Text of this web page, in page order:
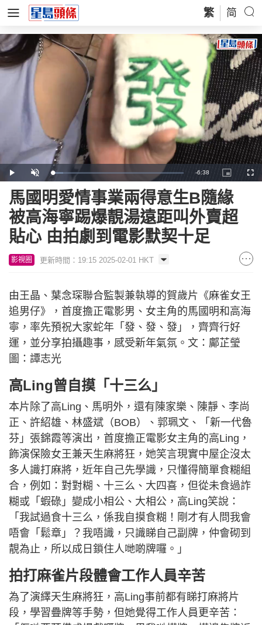
繁 简
Play Unmute Loaded:
7.87%
Remaining
Time
-6:38
Picture-
in-
馬國明愛情事業兩得意生B隨緣
被高海寧踢爆靚湯遠距叫外賣超
貼心 由拍劇到電影默契十足
影視圈 更新時間：19:15 2025-02-01 HKT
由王晶、葉念琛聯合監製兼執導的賀歲片《麻雀女王
追男仔》，首度擔正電影男、女主角的馬國明和高海
寧，率先預祝大家蛇年「發、發、發」，齊齊行好
運，並分享拍攝趣事，感受新年氣氛。文：鄺芷瑩
圖：譚志光
高Ling曾自摸「十三么」
本片除了高Ling、馬明外，還有陳家樂、陳靜、李尚
正、許紹雄、林盛斌（BOB）、郭珮文、「新一代魯
芬」張錦霞等演出，首度擔正電影女主角的高Ling，
飾演保險女王兼天生麻將狂，她笑言現實中屋企沒太
多人識打麻將，近年自己先學識，只懂得簡單食糊組
合，例如：對對糊、十三么、大四喜，但從未食過詐
糊或「蝦碌」變成小相公、大相公，高Ling笑說：
「我試過食十三么，係我自摸食糊！剛才有人問我會
唔會「鬆章」？我唔識，只識睇自己副牌，仲會砌到
靚為止，所以成日鎖住人哋啲牌囉。」
拍打麻雀片段體會工作人員辛苦
為了演繹天生麻將狂，高Ling事前都有睇打麻將片
段，學習疊牌等手勢，但她覺得工作人員更辛苦：